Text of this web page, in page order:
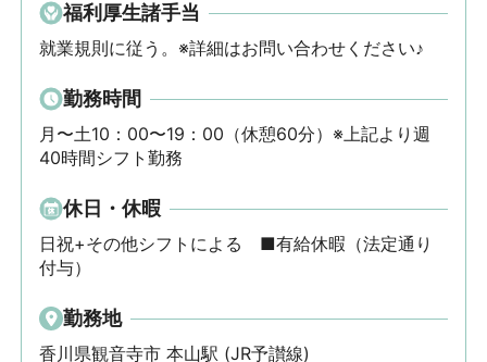
福利厚生諸手当
就業規則に従う。※詳細はお問い合わせください♪
勤務時間
月〜土10：00〜19：00（休憩60分）※上記より週
40時間シフト勤務
休日・休暇
日祝+その他シフトによる　■有給休暇（法定通り
付与）
勤務地
香川県観音寺市 本山駅 (JR予讃線)